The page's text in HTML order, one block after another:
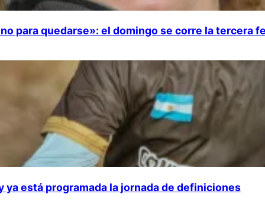
para quedarse»: el domingo se corre la tercera
está programada la jornada de definiciones